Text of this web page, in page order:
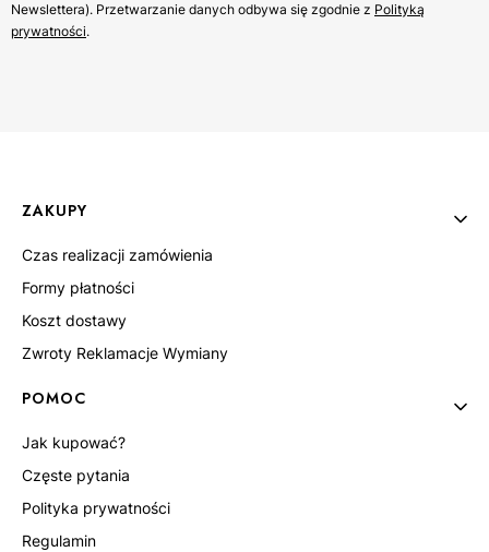
Newslettera). Przetwarzanie danych odbywa się zgodnie z ​ Polityką
prywatności​​​.
Linki w stopce
ZAKUPY
Czas realizacji zamówienia
Formy płatności
Koszt dostawy
Zwroty Reklamacje Wymiany
POMOC
Jak kupować?
Częste pytania
Polityka prywatności
Regulamin